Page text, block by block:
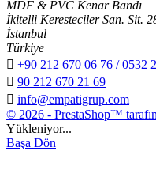
MDF & PVC Kenar Bandı
İkitelli Keresteciler San. Sit.
İstanbul
Türkiye
 +90 212 670 06 76 / 0532
 90 212 670 21 69
 info@empatigrup.com
© 2026 - PrestaShop™
Yükleniyor...
Başa Dön